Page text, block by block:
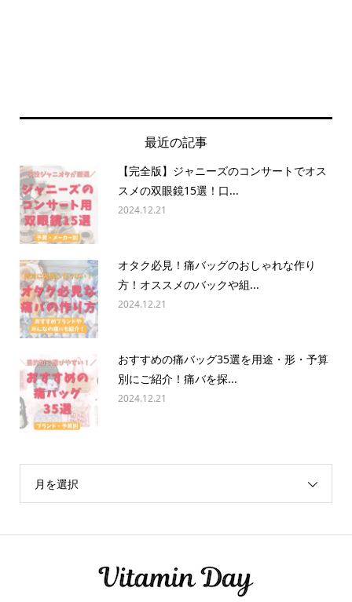
最近の記事
【完全版】ジャニーズのコンサートでオス
スメの双眼鏡15選！口...
2024.12.21
オタク必見！痛バッグのおしゃれな作り
方！オススメのバックや組...
2024.12.21
おすすめの痛バッグ35選を用途・形・予算
別にご紹介！痛バを探...
2024.12.21
月を選択